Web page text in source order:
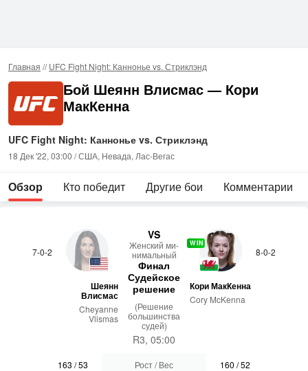
Главная //UFC Fight Night: Каннонье vs. Стриклэнд
Бой Шеянн Влисмас — Кори
МакКенна
UFC Fight Night: Каннонье vs. Стриклэнд
18 Дек '22, 03:00 / США, Невада, Лас-Вегас
Обзор Кто победит Другие бои Комментарии
7-0-2
Шеянн
Влисмас
Cheyanne
Vlismas
VS
Женс­кий ми­
нималь­ный
Финал
Судейское
решение
(Решение
большинства
судей)
R3, 05:00
8-0-2
WIN
Кори МакКенна
Cory McKenna
163 /53
Рост / Вес
160 /52